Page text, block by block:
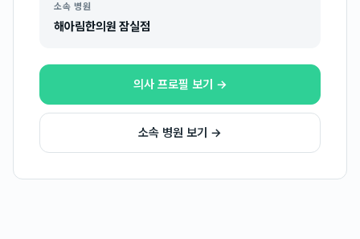
소속 병원
해아림한의원 잠실점
의사 프로필 보기 →
소속 병원 보기 →